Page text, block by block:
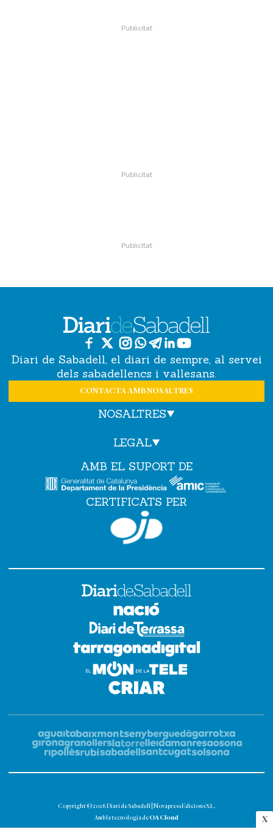
X
Diari de Sabadell, el diari de sempre, al servei
dels sabadellencs i vallesans.
CONTACTA AMB NOSALTRES
NOSALTRES
LEGAL
AMB EL SUPORT DE
CERTIFICATS PER
Copyright © 2026 Diari de Sabadell | Novapress Edicions S.L.
Amb la tecnologia de OA Cloud